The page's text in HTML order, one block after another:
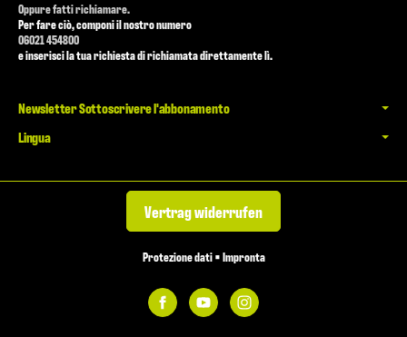
Oppure fatti richiamare.
Per fare ciò, componi il nostro numero
06021 454800
e inserisci la tua richiesta di richiamata direttamente lì.
Newsletter Sottoscrivere l'abbonamento
Lingua
Vertrag widerrufen
Protezione dati•Impronta